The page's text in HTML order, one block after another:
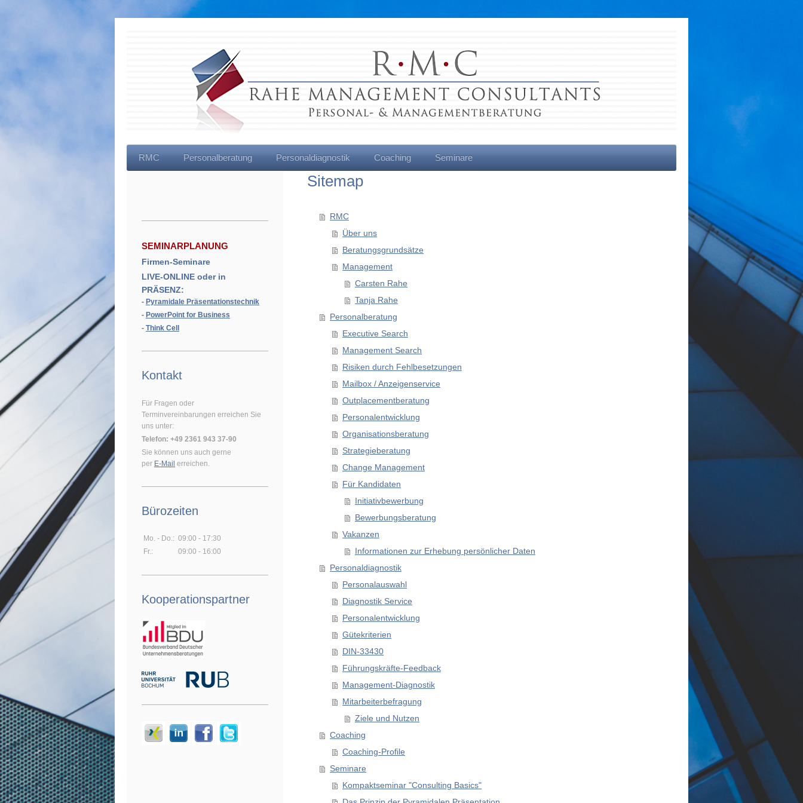
RMC Personalberatung Personaldiagnostik Coaching Seminare
Sitemap
RMC
Über uns
Beratungsgrundsätze
Management
Carsten Rahe
Tanja Rahe
Personalberatung
Executive Search
Management Search
Risiken durch Fehlbesetzungen
Mailbox / Anzeigenservice
Outplacementberatung
Personalentwicklung
Organisationsberatung
Strategieberatung
Change Management
Für Kandidaten
Initiativbewerbung
Bewerbungsberatung
Vakanzen
Informationen zur Erhebung persönlicher Daten
Personaldiagnostik
Personalauswahl
Diagnostik Service
Personalentwicklung
Gütekriterien
DIN-33430
Führungskräfte-Feedback
Management-Diagnostik
Mitarbeiterbefragung
Ziele und Nutzen
Coaching
Coaching-Profile
Seminare
Kompaktseminar "Consulting Basics"
SEMINARPLANUNG
Firmen-Seminare
LIVE-ONLINE oder in
PRÄSENZ:
- Pyramidale Präsentationstechnik
- PowerPoint for Business
- Think Cell
Kontakt
Für Fragen oder
Terminvereinbarungen erreichen Sie
uns unter:
Telefon: +49 2361 943 37-90
Sie können uns auch gerne
per E-Mail erreichen.
Bürozeiten
Mo. - Do.: 09:00 - 17:30
Fr.:
09:00 - 16:00
Kooperationspartner